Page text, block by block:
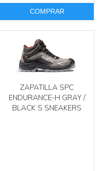
COMPRAR
ZAPATILLA SPC
ENDURANCE-H GRAY /
BLACK S SNEAKERS